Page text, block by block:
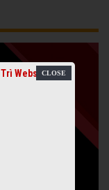
Trì Website